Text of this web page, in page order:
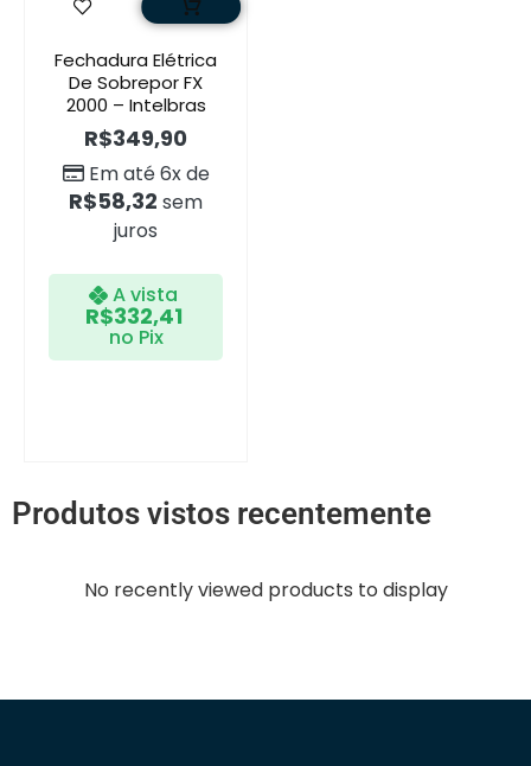
Fechadura Elétrica
De Sobrepor FX
2000 – Intelbras
R$349,90
Em até 6x de
R$58,32 sem
juros
A vista
R$332,41
no Pix
Produtos vistos recentemente
No recently viewed products to display